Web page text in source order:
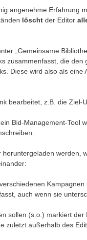
angenehme Erfahrung
löscht der Editor
„Gemeinsame
zusammenfasst, die
Diese wird also als
bearbeitet, z.B. die
Bid-Management-Tool
werden,
auch wenn sie
sollen (s.o.) markiert
zuletzt außerhalb des